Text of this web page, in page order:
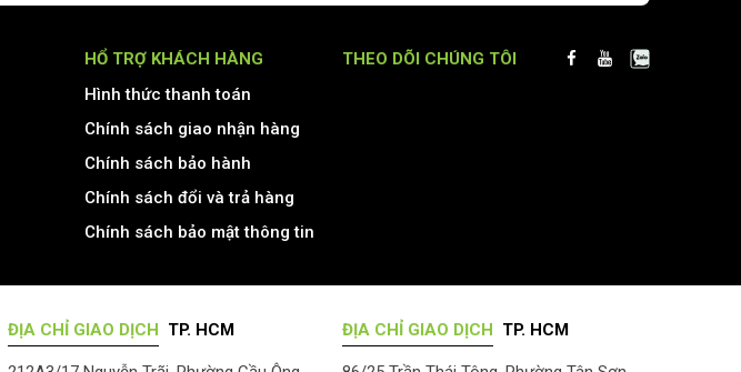
HỔ TRỢ KHÁCH HÀNG
Hình thức thanh toán
Chính sách giao nhận hàng
Chính sách bảo hành
Chính sách đổi và trả hàng
Chính sách bảo mật thông tin
THEO DÕI CHÚNG TÔI
ĐỊA CHỈ GIAO DỊCH TP. HCM ĐỊA CHỈ GIAO DỊCH TP. HCM